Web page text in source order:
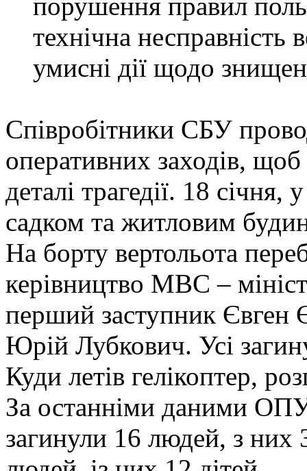
технічна несправність
умисні дії щодо
Співробітники СБУ
оперативних заходів,
деталі трагедії. 18
садком та житловим
На борту вертольота
керівництво МВС –
перший заступник Євген
Юрій Лубкович. Усі
Куди летів гелікоптер,
За останніми даними ОПУ,
загинули 16 людей, з